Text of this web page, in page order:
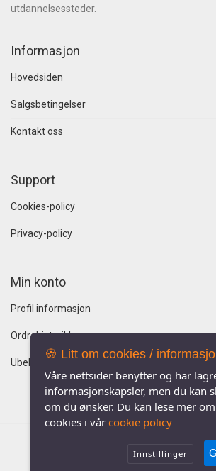
utdannelsessteder.
Informasjon
Hovedsiden
Salgsbetingelser
Kontakt oss
Support
Cookies-policy
Privacy-policy
Min konto
Profil informasjon
Ordrehistorikk
Ubehandlede ordre
🍪 Litt om cookies /
Våre nettsider benytter og har
informasjonskapsler, men du kan
om du ønsker. Du kan lese mer
cookies i vår cookie policy
Innstillinger